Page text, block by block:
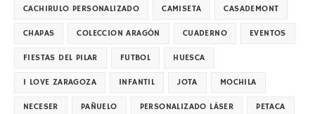
CACHIRULO PERSONALIZADO CAMISETA CASADEMONT
CHAPAS COLECCION ARAGÓN CUADERNO EVENTOS
FIESTAS DEL PILAR FUTBOL HUESCA
I LOVE ZARAGOZA INFANTIL JOTA MOCHILA
NECESER PAÑUELO PERSONALIZADO LÁSER PETACA